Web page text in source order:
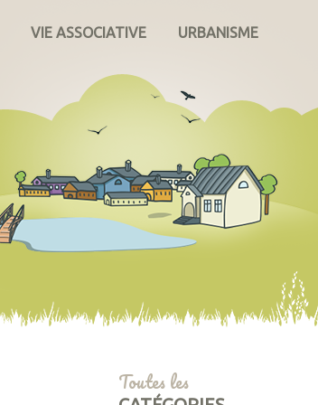
VIE ASSOCIATIVE
URBANISME
Toutes les